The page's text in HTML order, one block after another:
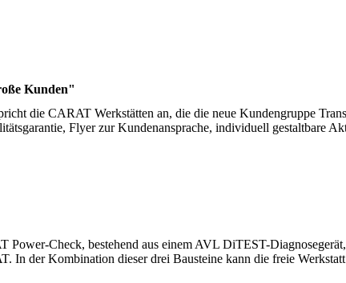
Kunden"
die CARAT Werkstätten an, die die neue Kundengruppe
Flyer zur Kundenansprache, individuell gestaltbare
Check, bestehend aus einem AVL DiTEST-
der Kombination dieser drei Bausteine kann die freie